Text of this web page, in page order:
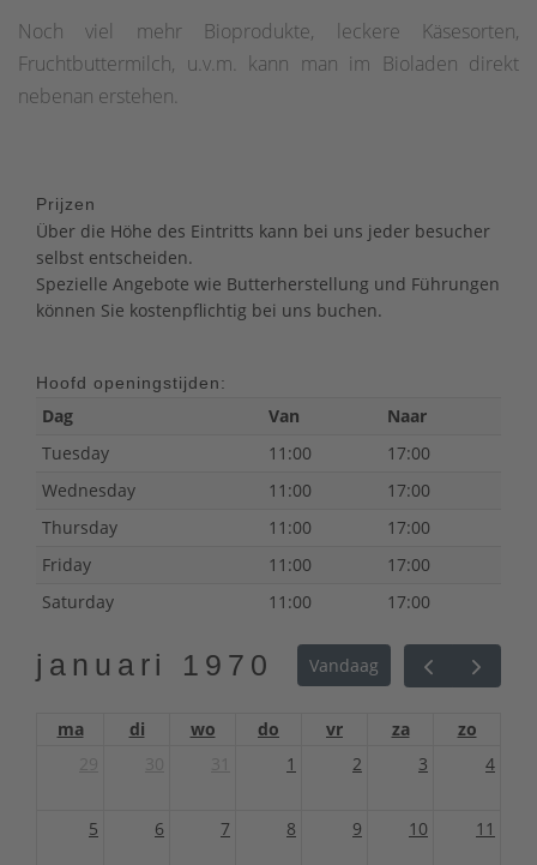
Noch viel mehr Bioprodukte, leckere Käsesorten,
Fruchtbuttermilch, u.v.m. kann man im Bioladen direkt
nebenan erstehen.
Prijzen
Über die Höhe des Eintritts kann bei uns jeder besucher
selbst entscheiden.
Spezielle Angebote wie Butterherstellung und Führungen
können Sie kostenpflichtig bei uns buchen.
Hoofd openingstijden:
Dag Van
Naar
Tuesday
11:00
17:00
Wednesday
11:00
17:00
Thursday
11:00
17:00
Friday
11:00
17:00
Saturday
11:00 17:00
januari 1970 Vandaag
ma di wo do vr za
zo
1 2 3 4
5 6 7 8 9 10 11